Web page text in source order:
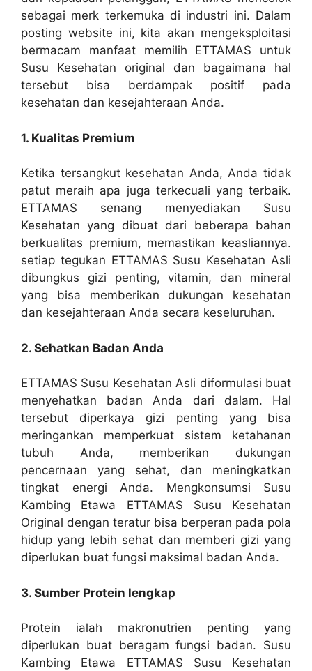
sebagai merk terkemuka di industri ini. Dalam
posting website ini, kita akan mengeksploitasi
bermacam manfaat memilih ETTAMAS untuk
Susu Kesehatan original dan bagaimana hal
tersebut bisa berdampak positif pada
kesehatan dan kesejahteraan Anda.
1. Kualitas Premium
Ketika tersangkut kesehatan Anda, Anda tidak
patut meraih apa juga terkecuali yang terbaik.
ETTAMAS senang menyediakan Susu
Kesehatan yang dibuat dari beberapa bahan
berkualitas premium, memastikan keasliannya.
setiap tegukan ETTAMAS Susu Kesehatan Asli
dibungkus gizi penting, vitamin, dan mineral
yang bisa memberikan dukungan kesehatan
dan kesejahteraan Anda secara keseluruhan.
2. Sehatkan Badan Anda
ETTAMAS Susu Kesehatan Asli diformulasi buat
menyehatkan badan Anda dari dalam. Hal
tersebut diperkaya gizi penting yang bisa
meringankan memperkuat sistem ketahanan
tubuh Anda, memberikan dukungan
pencernaan yang sehat, dan meningkatkan
tingkat energi Anda. Mengkonsumsi Susu
Kambing Etawa ETTAMAS Susu Kesehatan
Original dengan teratur bisa berperan pada pola
hidup yang lebih sehat dan memberi gizi yang
diperlukan buat fungsi maksimal badan Anda.
3. Sumber Protein lengkap
Protein ialah makronutrien penting yang
diperlukan buat beragam fungsi badan. Susu
Kambing Etawa ETTAMAS Susu Kesehatan